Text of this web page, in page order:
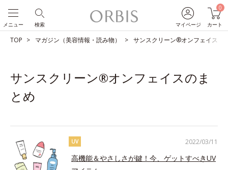
マイページ
0
カート
検索
メニュー
TOP マガジン（美容情報・読み物） サンスクリーン®オンフェイスの
サンスクリーン®オンフェイスのま
とめ
2022/03/11
UV
高機能＆やさしさが鍵！今、ゲットすべきUV